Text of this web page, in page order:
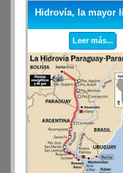
Hidrovía, la mayor
Leer más...